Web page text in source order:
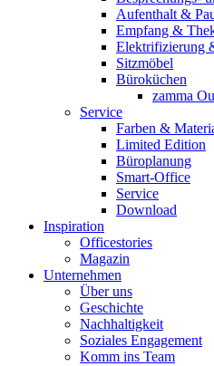
Aufenthalt &
Empfang &
Elektrifizierung
Sitzmöbel
Büroküchen
zamma
Service
Farben &
Limited Edition
Büroplanung
Smart-Office
Service
Download
Inspiration
Officestories
Magazin
Unternehmen
Über uns
Geschichte
Nachhaltigkeit
Soziales Engagement
Komm ins Team